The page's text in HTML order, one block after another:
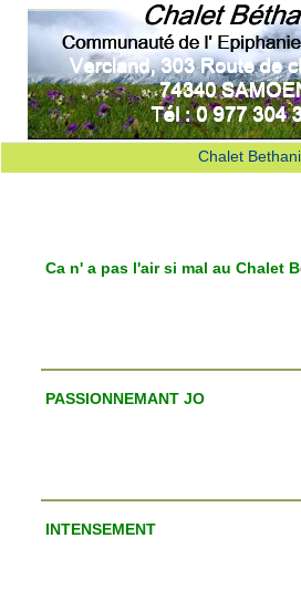
Chalet
Ca n' a pas l'air si mal au Chalet
PASSIONNEMANT JO
INTENSEMENT